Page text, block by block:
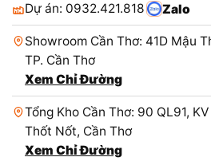
Dự án: 0932.421.818 Zalo
Showroom Cần Thơ: 41D Mậu
TP. Cần Thơ
Xem Chỉ Đường
Tổng Kho Cần Thơ: 90 QL91,
Thốt Nốt, Cần Thơ
Xem Chỉ Đường